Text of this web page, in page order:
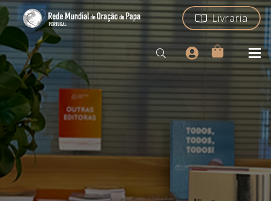
Livraria